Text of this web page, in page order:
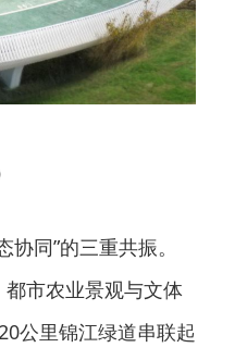
同”的三重共振。
市农业景观与文体
公里锦江绿道串联起